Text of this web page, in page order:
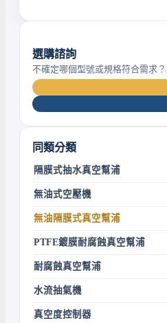
選購諮詢
不確定哪個型號或規格符合需求
同類分類
隔膜式抽水真空幫浦
無油式空壓機
無油隔膜式真空幫浦
PTFE鍍膜耐腐蝕真空幫浦
耐腐蝕真空幫浦
水流抽氣機
真空度控制器